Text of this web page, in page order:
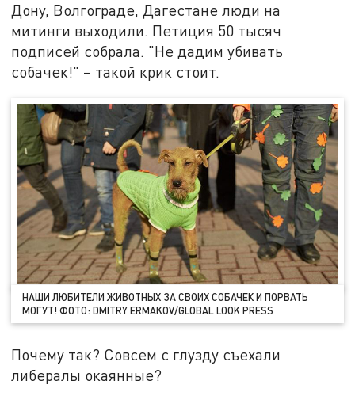
Дону, Волгограде, Дагестане люди на
митинги выходили. Петиция 50 тысяч
подписей собрала. "Не дадим убивать
собачек!" – такой крик стоит.
НАШИ ЛЮБИТЕЛИ ЖИВОТНЫХ ЗА СВОИХ СОБАЧЕК И ПОРВАТЬ
МОГУТ! ФОТО: DMITRY ERMAKOV/GLOBAL LOOK PRESS
Почему так? Совсем с глузду съехали
либералы окаянные?